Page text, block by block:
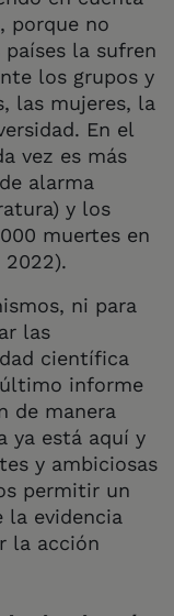
porque no
la sufren
los grupos y
las mujeres, la
En el
vez es más
alarma
y los
muertes en
2022).
ni para
las
científica
informe
de manera
ya está aquí y
y ambiciosas
permitir un
la evidencia
la acción